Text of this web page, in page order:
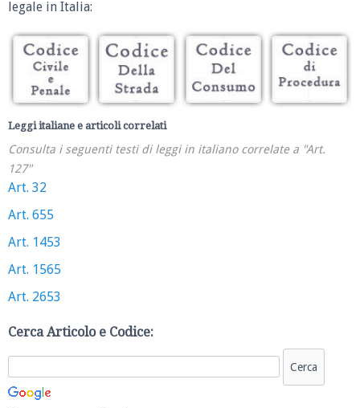
legale in Italia:
Leggi italiane e articoli correlati
Consulta i seguenti testi di leggi in italiano correlate a "Art.
127"
Art. 32
Art. 655
Art. 1453
Art. 1565
Art. 2653
Cerca Articolo e Codice: